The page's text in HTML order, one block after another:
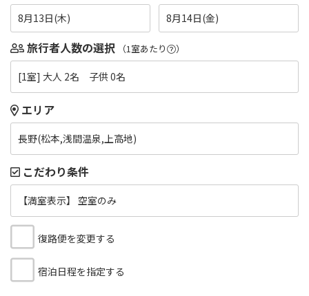
8月13日(木) 8月14日(金)
旅行者人数の選択 （1室あたり ）
[1室] 大人 2名 子供 0名
エリア
長野(松本,浅間温泉,上高地)
こだわり条件
【満室表示】 空室のみ
復路便を変更する
宿泊日程を指定する